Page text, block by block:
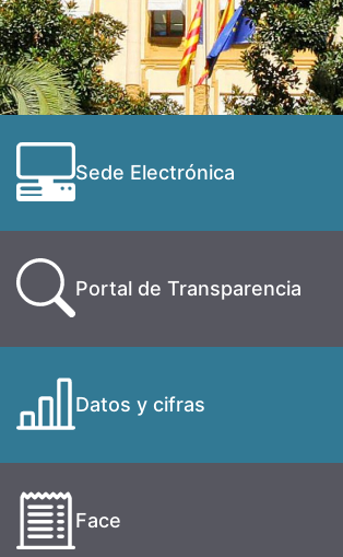
Sede Electrónica
Portal de Transparencia
Datos y cifras
Face